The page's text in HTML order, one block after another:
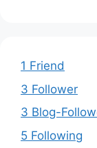
1 Friend
3 Follower
3 Blog-
5 Following